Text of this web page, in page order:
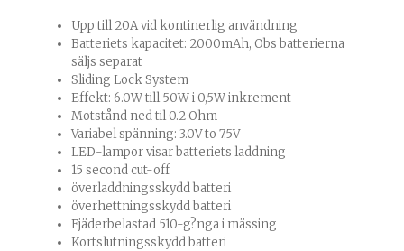
Upp till 20A vid kontinerlig användning
Batteriets kapacitet: 2000mAh, Obs batterierna
säljs separat
Sliding Lock System
Effekt: 6.0W till 50W i 0,5W inkrement
Motstånd ned til 0.2 Ohm
Variabel spänning: 3.0V to 7.5V
LED-lampor visar batteriets laddning
15 second cut-off
överladdningsskydd batteri
överhettningsskydd batteri
Fjäderbelastad 510-g?nga i mässing
Kortslutningsskydd batteri